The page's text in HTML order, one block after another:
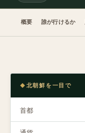
概要 誰が行けるか
北朝鮮を一目で
首都